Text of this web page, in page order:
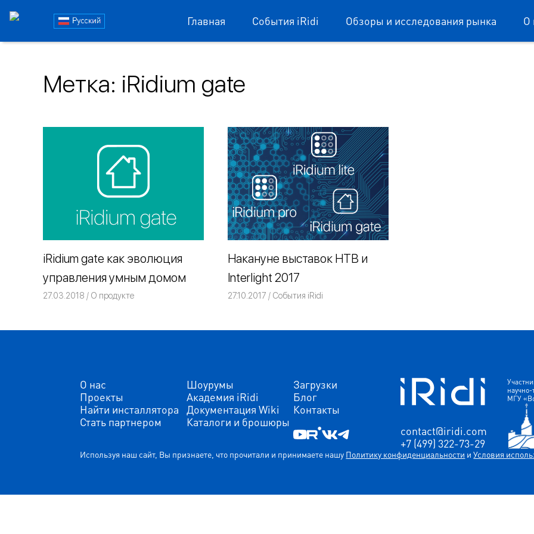
Блог
iRidi
Главная События iRidi Обзоры и исследования рынка О
Метка: iRidium gate
iRidium gate как эволюция
управления умным домом
27.03.2018 Команда iRidium mobile
О продукте
Накануне выставок HTB и
Interlight 2017
27.10.2017 Команда iRidium mobile
События iRidi
О нас
Проекты
Найти инсталлятора
Стать партнером
Шоурумы
Академия iRidi
Документация Wiki
Каталоги и брошюры
Загрузки
Блог
Контакты
contact@iridi.com
+7 (499) 322-73-29
научно-
МГУ
Используя наш сайт, Вы признаете, что прочитали и принимаете нашу Политику конфиденциальности иУсловия